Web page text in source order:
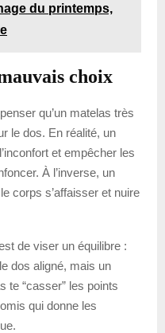
du printemps,
choix
qu’un matelas très
le dos. En réalité, un
et empêcher les
À l’inverse, un
corps s’affaisser et nuire
de viser un équilibre :
dos aligné, mais un
te “casser” les points
qui donne les